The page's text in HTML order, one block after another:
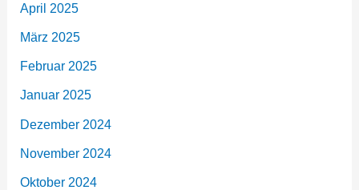
April 2025
März 2025
Februar 2025
Januar 2025
Dezember 2024
November 2024
Oktober 2024